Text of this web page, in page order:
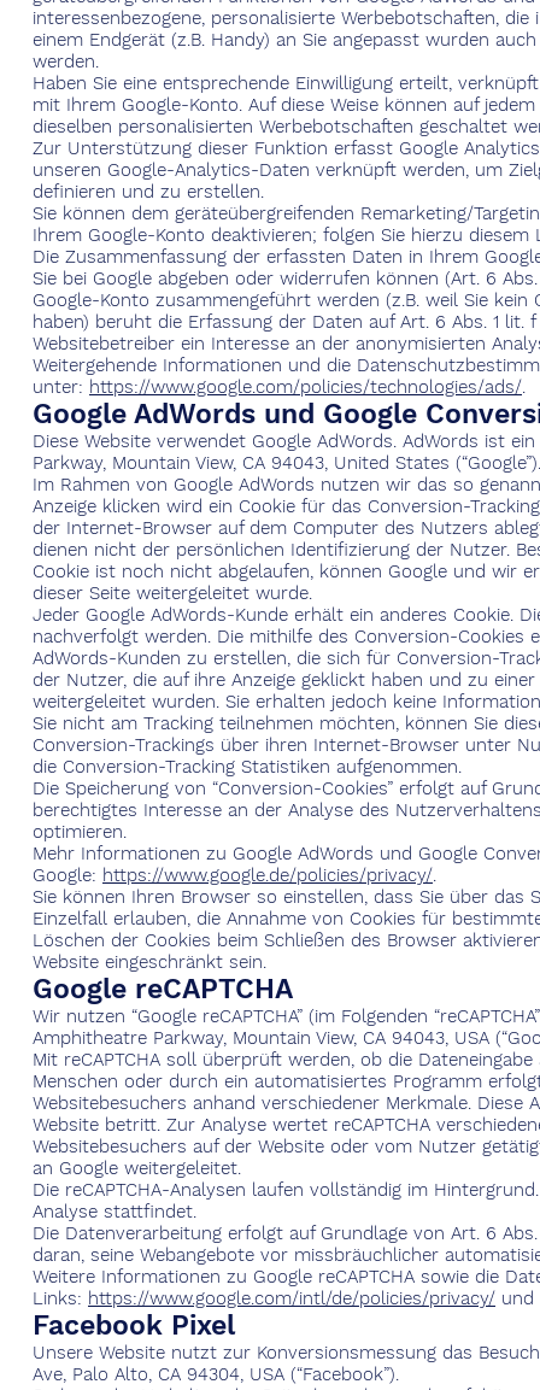
interessenbezogene, personalisierte Werbebotschaften,
einem Endgerät (z.B. Handy) an Sie angepasst wurden
werden.
Haben Sie eine entsprechende Einwilligung erteilt,
mit Ihrem Google-Konto. Auf diese Weise können auf
dieselben personalisierten Werbebotschaften geschaltet
Zur Unterstützung dieser Funktion erfasst Google
unseren Google-Analytics-Daten verknüpft werden, um
definieren und zu erstellen.
Sie können dem geräteübergreifenden Remarketing/
Ihrem Google-Konto deaktivieren; folgen Sie hierzu diesem
Die Zusammenfassung der erfassten Daten in Ihrem
Sie bei Google abgeben oder widerrufen können (Art. 6
Google-Konto zusammengeführt werden (z.B. weil Sie
haben) beruht die Erfassung der Daten auf Art. 6 Abs. 1 lit.
Websitebetreiber ein Interesse an der anonymisierten
Weitergehende Informationen und die
unter: https://www.google.com/policies/technologies/ads/.
Google AdWords und Google
Diese Website verwendet Google AdWords. AdWords ist
Parkway, Mountain View, CA 94043, United States (“Google”).
Im Rahmen von Google AdWords nutzen wir das so
Anzeige klicken wird ein Cookie für das Conversion-
der Internet-Browser auf dem Computer des Nutzers
dienen nicht der persönlichen Identifizierung der Nutzer.
Cookie ist noch nicht abgelaufen, können Google und wir
dieser Seite weitergeleitet wurde.
Jeder Google AdWords-Kunde erhält ein anderes Cookie.
nachverfolgt werden. Die mithilfe des Conversion-
AdWords-Kunden zu erstellen, die sich für Conversion-
der Nutzer, die auf ihre Anzeige geklickt haben und zu
weitergeleitet wurden. Sie erhalten jedoch keine
Sie nicht am Tracking teilnehmen möchten, können Sie
Conversion-Trackings über ihren Internet-Browser unter
die Conversion-Tracking Statistiken aufgenommen.
Die Speicherung von “Conversion-Cookies” erfolgt auf
berechtigtes Interesse an der Analyse des
optimieren.
Mehr Informationen zu Google AdWords und Google
Google: https://www.google.de/policies/privacy/.
Sie können Ihren Browser so einstellen, dass Sie über
Einzelfall erlauben, die Annahme von Cookies für
Löschen der Cookies beim Schließen des Browser
Website eingeschränkt sein.
Google reCAPTCHA
Wir nutzen “Google reCAPTCHA” (im Folgenden
Amphitheatre Parkway, Mountain View, CA 94043, USA
Mit reCAPTCHA soll überprüft werden, ob die
Menschen oder durch ein automatisiertes Programm
Websitebesuchers anhand verschiedener Merkmale.
Website betritt. Zur Analyse wertet reCAPTCHA
Websitebesuchers auf der Website oder vom Nutzer
an Google weitergeleitet.
Die reCAPTCHA-Analysen laufen vollständig im
Analyse stattfindet.
Die Datenverarbeitung erfolgt auf Grundlage von Art. 6
daran, seine Webangebote vor missbräuchlicher
Weitere Informationen zu Google reCAPTCHA sowie die
Links: https://www.google.com/intl/de/policies/privacy/ und
Facebook Pixel
Unsere Website nutzt zur Konversionsmessung das
Ave, Palo Alto, CA 94304, USA (“Facebook”).